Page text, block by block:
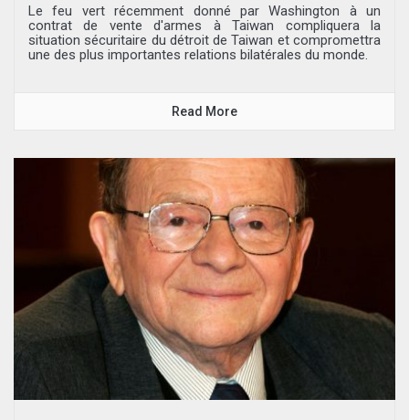
Le feu vert récemment donné par Washington à un
contrat de vente d'armes à Taiwan compliquera la
situation sécuritaire du détroit de Taiwan et compromettra
une des plus importantes relations bilatérales du monde.
Read More